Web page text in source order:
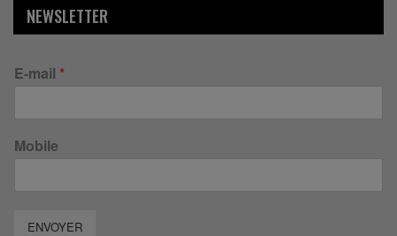
NEWSLETTER
E-mail *
Mobile
ENVOYER